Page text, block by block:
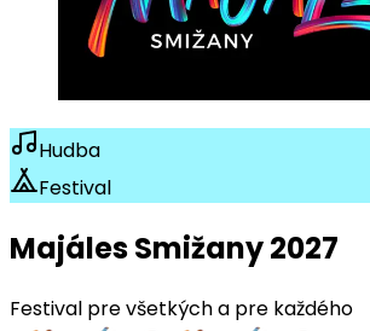
Hudba
Festival
Majáles Smižany 2027
Festival pre všetkých a pre každého